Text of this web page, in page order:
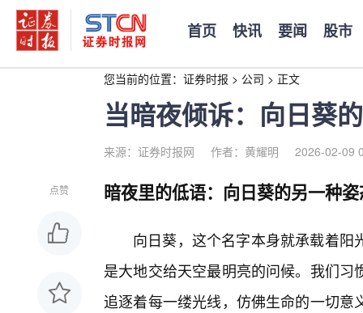
首页 快讯 要闻 股市
您当前的位置： 证券时报 > 公司 > 正文
当暗夜倾诉：向日葵
来源：证券时报网 作者：黄耀明 2026-02-09
点赞 暗夜里的低语：向日葵的另一种
向日葵，这个名字本身就承载着
是大地交给天空最明亮的问候。我们
追逐着每一缕光线，仿佛生命的一切